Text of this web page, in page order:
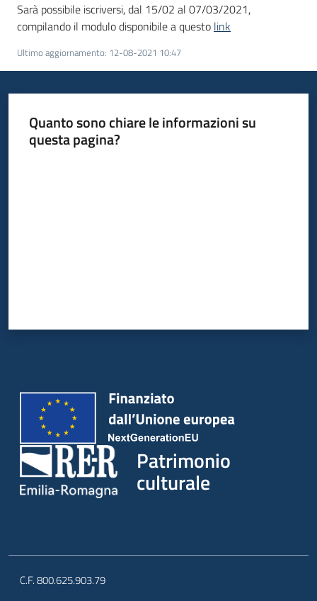
Sarà possibile iscriversi, dal 15/02 al 07/03/2021,
compilando il modulo disponibile a questo link
Ultimo aggiornamento: 12-08-2021 10:47
Quanto sono chiare le informazioni su
questa pagina?
Patrimonio
culturale
C.F. 800.625.903.79